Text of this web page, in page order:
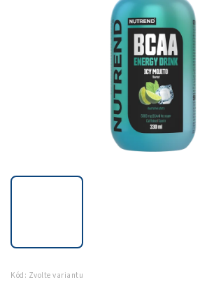
Kód: Zvolte variantu